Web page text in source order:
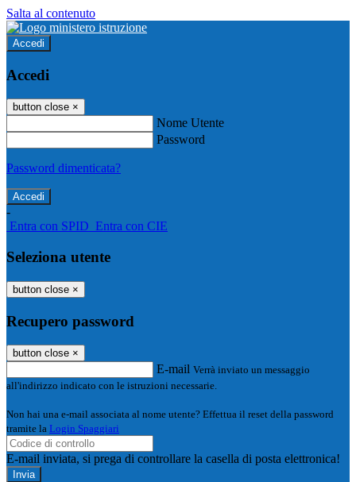
Salta al contenuto
Accedi
Accedi
button close ×
Nome Utente
Password
Password dimenticata?
-
Entra con SPID Entra con CIE
Seleziona utente
button close ×
Recupero password
button close ×
E-mail Verrà inviato un messaggio
all'indirizzo indicato con le istruzioni necessarie.
Non hai una e-mail associata al nome utente? Effettua il reset della password
tramite la Login Spaggiari
E-mail inviata, si prega di controllare la casella di posta elettronica!